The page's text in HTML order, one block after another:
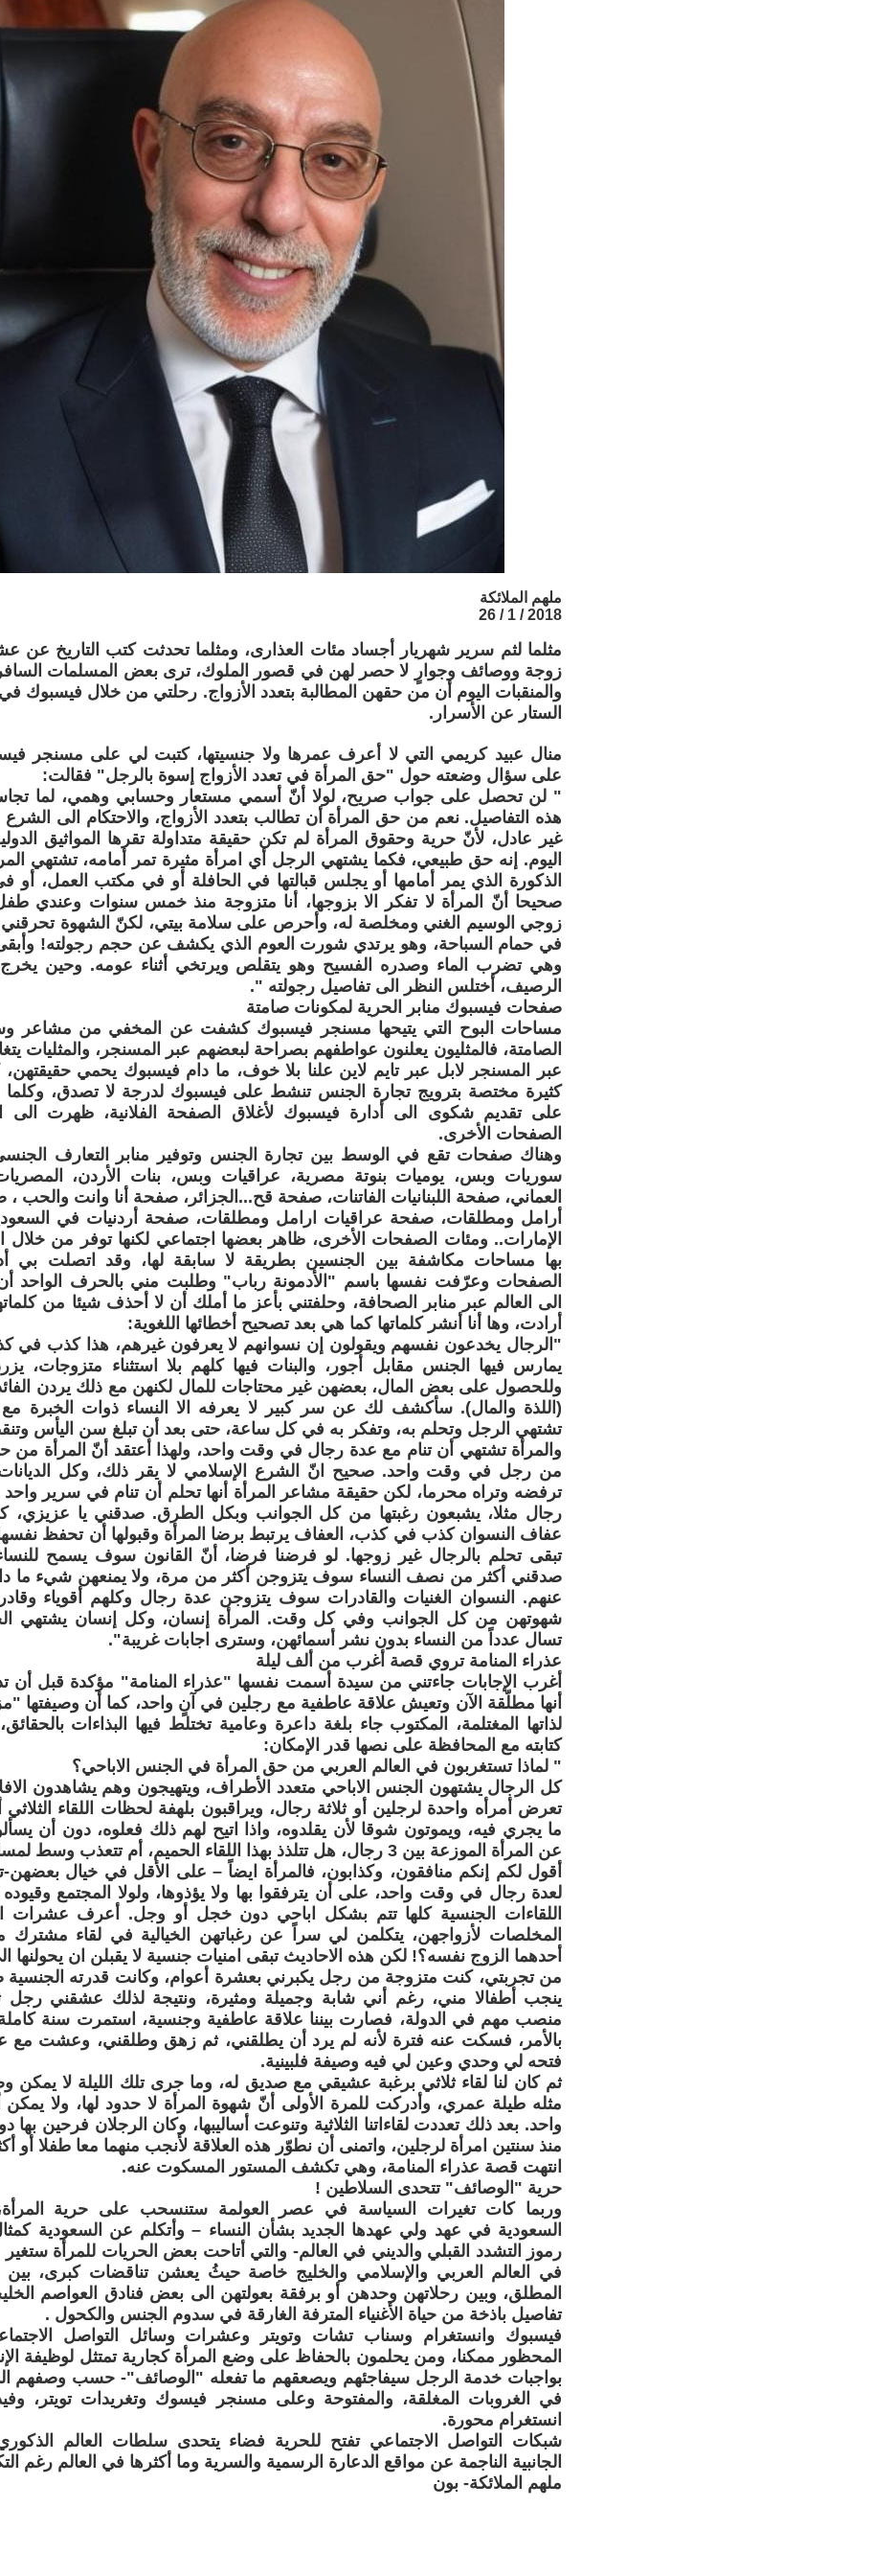
ملهم الملائكة
2018 / 1 / 26
مثلما لثم سرير شهريار أجساد مئات العذارى، ومثلما تحدثت كتب التاريخ عن
زوجة ووصائف وجوارٍ لا حصر لهن في قصور الملوك، ترى بعض المسلمات
والمنقبات اليوم أن من حقهن المطالبة بتعدد الأزواج. رحلتي من خلال فيسبوك
الستار عن الأسرار.
منال عبيد كريمي التي لا أعرف عمرها ولا جنسيتها، كتبت لي على مسنجر
على سؤال وضعته حول "حق المرأة في تعدد الأزواج إسوة بالرجل" فقالت:
" لن تحصل على جواب صريح، لولا أنّ أسمي مستعار وحسابي وهمي، لما
هذه التفاصيل. نعم من حق المرأة أن تطالب بتعدد الأزواج، والاحتكام الى
غير عادل، لأنّ حرية وحقوق المرأة لم تكن حقيقة متداولة تقرها المواثيق
اليوم. إنه حق طبيعي، فكما يشتهي الرجل أي امرأة مثيرة تمر أمامه، تشتهي
الذكورة الذي يمر أمامها أو يجلس قبالتها في الحافلة أو في مكتب العمل،
صحيحا أنّ المرأة لا تفكر الا بزوجها، أنا متزوجة منذ خمس سنوات وعندي
زوجي الوسيم الغني ومخلصة له، وأحرص على سلامة بيتي، لكنّ الشهوة تحرقني
في حمام السباحة، وهو يرتدي شورت العوم الذي يكشف عن حجم رجولته!
وهي تضرب الماء وصدره الفسيح وهو يتقلص ويرتخي أثناء عومه. وحين
الرصيف، أختلس النظر الى تفاصيل رجولته ".
صفحات فيسبوك منابر الحرية لمكونات صامتة
مساحات البوح التي يتيحها مسنجر فيسبوك كشفت عن المخفي من مشاعر
الصامتة، فالمثليون يعلنون عواطفهم بصراحة لبعضهم عبر المسنجر، والمثليات
عبر المسنجر لابل عبر تايم لاين علنا بلا خوف، ما دام فيسبوك يحمي
كثيرة مختصة بترويج تجارة الجنس تنشط على فيسبوك لدرجة لا تصدق، وكلما
على تقديم شكوى الى أدارة فيسبوك لأغلاق الصفحة الفلانية، ظهرت الى
الصفحات الأخرى.
وهناك صفحات تقع في الوسط بين تجارة الجنس وتوفير منابر التعارف
سوريات وبس، يوميات بنوتة مصرية، عراقيات وبس، بنات الأردن،
العماني، صفحة اللبنانيات الفاتنات، صفحة قح...الجزائر، صفحة أنا وانت والحب
أرامل ومطلقات، صفحة عراقيات ارامل ومطلقات، صفحة أردنيات في
الإمارات.. ومئات الصفحات الأخرى، ظاهر بعضها اجتماعي لكنها توفر من
بها مساحات مكاشفة بين الجنسين بطريقة لا سابقة لها، وقد اتصلت بي
الصفحات وعرّفت نفسها باسم "الأدمونة رباب" وطلبت مني بالحرف الواحد
الى العالم عبر منابر الصحافة، وحلفتني بأعز ما أملك أن لا أحذف شيئا من
أرادت، وها أنا أنشر كلماتها كما هي بعد تصحيح أخطائها اللغوية:
"الرجال يخدعون نفسهم ويقولون إن نسوانهم لا يعرفون غيرهم، هذا كذب في
يمارس فيها الجنس مقابل أجور، والبنات فيها كلهم بلا استثناء متزوجات،
وللحصول على بعض المال، بعضهن غير محتاجات للمال لكنهن مع ذلك يردن
(اللذة والمال). سأكشف لك عن سر كبير لا يعرفه الا النساء ذوات الخبرة مع
تشتهي الرجل وتحلم به، وتفكر به في كل ساعة، حتى بعد أن تبلغ سن اليأس
والمرأة تشتهي أن تنام مع عدة رجال في وقت واحد، ولهذا أعتقد أنّ المرأة من
من رجل في وقت واحد. صحيح انّ الشرع الإسلامي لا يقر ذلك، وكل
رجال مثلا، يشبعون رغبتها من كل الجوانب وبكل الطرق. صدقني يا
عفاف النسوان كذب في كذب، العفاف يرتبط برضا المرأة وقبولها أن تحفظ نفسها
تبقى تحلم بالرجال غير زوجها. لو فرضنا فرضا، أنّ القانون سوف يسمح للنساء
صدقني أكثر من نصف النساء سوف يتزوجن أكثر من مرة، ولا يمنعهن شيء ما دام
عنهم. النسوان الغنيات والقادرات سوف يتزوجن عدة رجال وكلهم أقوياء
شهوتهن من كل الجوانب وفي كل وقت. المرأة إنسان، وكل إنسان يشتهي
تسال عدداً من النساء بدون نشر أسمائهن، وسترى اجابات غريبة".
عذراء المنامة تروي قصة أغرب من ألف ليلة
أغرب الإجابات جاءتني من سيدة أسمت نفسها "عذراء المنامة" مؤكدة قبل أن
أنها مطلّقة الآن وتعيش علاقة عاطفية مع رجلين في آنٍ واحد، كما أن وصيفتها
لذاتها المغتلمة، المكتوب جاء بلغة داعرة وعامية تختلط فيها البذاءات
كتابته مع المحافظة على نصها قدر الإمكان:
" لماذا تستغربون في العالم العربي من حق المرأة في الجنس الاباحي؟
كل الرجال يشتهون الجنس الاباحي متعدد الأطراف، ويتهيجون وهم يشاهدون
تعرض أمرأه واحدة لرجلين أو ثلاثة رجال، ويراقبون بلهفة لحظات اللقاء
ما يجري فيه، ويموتون شوقا لأن يقلدوه، واذا اتيح لهم ذلك فعلوه، دون أن
عن المرأة الموزعة بين 3 رجال، هل تتلذذ بهذا اللقاء الحميم، أم تتعذب وسط لمساتهم المتهيجة؟
أقول لكم إنكم منافقون، وكذابون، فالمرأة ايضاً – على الأقل في خيال
لعدة رجال في وقت واحد، على أن يترفقوا بها ولا يؤذوها، ولولا المجتمع وقيوده
اللقاءات الجنسية كلها تتم بشكل اباحي دون خجل أو وجل. أعرف عشرات
المخلصات لأزواجهن، يتكلمن لي سراً عن رغباتهن الخيالية في لقاء مشترك
أحدهما الزوج نفسه؟! لكن هذه الاحاديث تبقى امنيات جنسية لا يقبلن ان يحولنها
من تجربتي، كنت متزوجة من رجل يكبرني بعشرة أعوام، وكانت قدرته الجنسية
ينجب أطفالا مني، رغم أني شابة وجميلة ومثيرة، ونتيجة لذلك عشقني رجل
منصب مهم في الدولة، فصارت بيننا علاقة عاطفية وجنسية، استمرت سنة
بالأمر، فسكت عنه فترة لأنه لم يرد أن يطلقني، ثم زهق وطلقني، وعشت
فتحه لي وحدي وعين لي فيه وصيفة فلبينية.
ثم كان لنا لقاء ثلاثي برغبة عشيقي مع صديق له، وما جرى تلك الليلة لا
مثله طيلة عمري، وأدركت للمرة الأولى أنّ شهوة المرأة لا حدود لها، ولا
واحد. بعد ذلك تعددت لقاءاتنا الثلاثية وتنوعت أساليبها، وكان الرجلان فرحين بها
منذ سنتين امرأة لرجلين، واتمنى أن نطوّر هذه العلاقة لأنجب منهما معا طفلا
انتهت قصة عذراء المنامة، وهي تكشف المستور المسكوت عنه.
حرية "الوصائف" تتحدى السلاطين !
وربما كات تغيرات السياسة في عصر العولمة ستنسحب على حرية
السعودية في عهد ولي عهدها الجديد بشأن النساء – وأتكلم عن السعودية كمثالً
رموز التشدد القبلي والديني في العالم- والتي أتاحت بعض الحريات للمرأة
في العالم العربي والإسلامي والخليج خاصة حيثُ يعشن تناقضات كبرى، بين
المطلق، وبين رحلاتهن وحدهن أو برفقة بعولتهن الى بعض فنادق العواصم
تفاصيل باذخة من حياة الأغنياء المترفة الغارقة في سدوم الجنس والكحول .
فيسبوك وانستغرام وسناب تشات وتويتر وعشرات وسائل التواصل
المحظور ممكنا، ومن يحلمون بالحفاظ على وضع المرأة كجارية تمتثل لوظيفة
بواجبات خدمة الرجل سيفاجئهم ويصعقهم ما تفعله "الوصائف"- حسب وصفهم
في الغروبات المغلقة، والمفتوحة وعلى مسنجر فيسوك وتغريدات تويتر،
انستغرام محورة.
شبكات التواصل الاجتماعي تفتح للحرية فضاء يتحدى سلطات العالم
الجانبية الناجمة عن مواقع الدعارة الرسمية والسرية وما أكثرها في العالم رغم
ملهم الملائكة- بون